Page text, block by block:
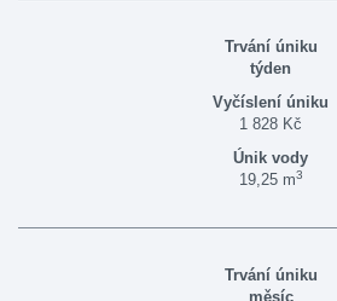
týden
1 828 Kč
19,25 m3
měsíc